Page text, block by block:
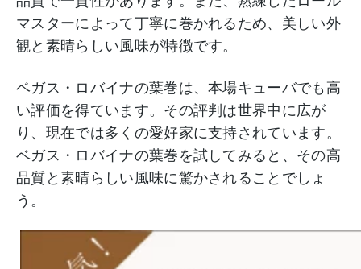
マスターによって丁寧に巻かれるため、美しい外
観と素晴らしい風味が特徴です。
ベガス・ロバイナの葉巻は、本場キューバでも高
い評価を得ています。その評判は世界中に広が
り、現在では多くの愛好家に支持されています。
ベガス・ロバイナの葉巻を試してみると、その高
品質と素晴らしい風味に驚かされることでしょ
う。